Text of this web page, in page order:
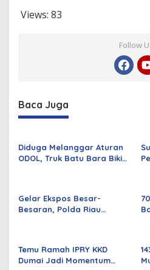
Views: 83
Follow
Baca Juga
Diduga Melanggar Aturan
ODOL, Truk Batu Bara Bikin
Gelar Ekspos Besar-
Besaran, Polda Riau
Temu Ramah IPRY KKD
Dumai Jadi Momentum